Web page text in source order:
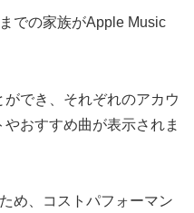
での家族がApple Music
でき、それぞれのアカウ
おすすめ曲が表示されま
め、コストパフォーマン